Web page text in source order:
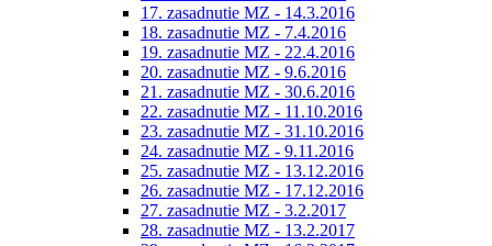
17. zasadnutie MZ - 14.3.2016
18. zasadnutie MZ - 7.4.2016
19. zasadnutie MZ - 22.4.2016
20. zasadnutie MZ - 9.6.2016
21. zasadnutie MZ - 30.6.2016
22. zasadnutie MZ - 11.10.2016
23. zasadnutie MZ - 31.10.2016
24. zasadnutie MZ - 9.11.2016
25. zasadnutie MZ - 13.12.2016
26. zasadnutie MZ - 17.12.2016
27. zasadnutie MZ - 3.2.2017
28. zasadnutie MZ - 13.2.2017